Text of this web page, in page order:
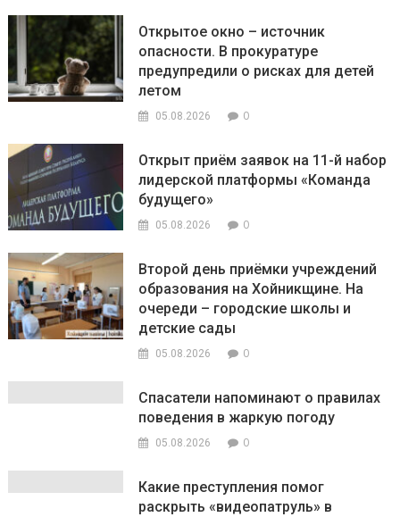
Открытое окно – источник
опасности. В прокуратуре
предупредили о рисках для детей
летом
05.08.2026 0
Открыт приём заявок на 11-й набор
лидерской платформы «Команда
будущего»
05.08.2026 0
Второй день приёмки учреждений
образования на Хойникщине. На
очереди – городские школы и
детские сады
05.08.2026 0
Спасатели напоминают о правилах
поведения в жаркую погоду
05.08.2026 0
Какие преступления помог
раскрыть «видеопатруль» в